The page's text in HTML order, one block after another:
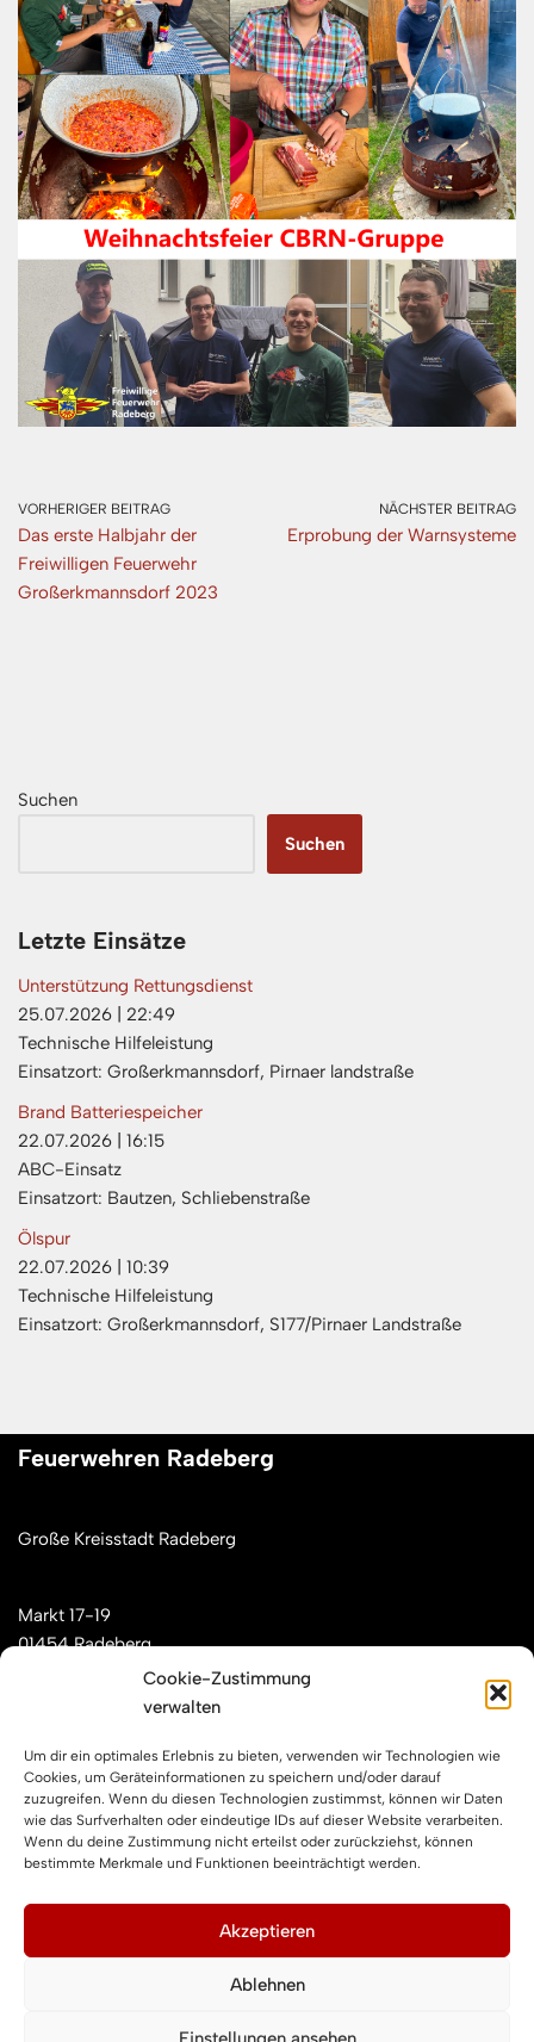
Cookie-Zustimmung
verwalten
Um dir ein optimales Erlebnis zu bieten, verwenden wir Technologien wie
Cookies, um Geräteinformationen zu speichern und/oder darauf
zuzugreifen. Wenn du diesen Technologien zustimmst, können wir Daten
wie das Surfverhalten oder eindeutige IDs auf dieser Website verarbeiten.
Wenn du deine Zustimmung nicht erteilst oder zurückziehst, können
bestimmte Merkmale und Funktionen beeinträchtigt werden.
Akzeptieren
Ablehnen
VORHERIGER BEITRAG
Das erste Halbjahr der
Freiwilligen Feuerwehr
Großerkmannsdorf 2023
NÄCHSTER BEITRAG
Erprobung der Warnsysteme
Suchen
Suchen
Letzte Einsätze
Unterstützung Rettungsdienst
25.07.2026
22:49
Technische Hilfeleistung
Einsatzort: Großerkmannsdorf, Pirnaer landstraße
Brand Batteriespeicher
22.07.2026
16:15
ABC-Einsatz
Einsatzort: Bautzen, Schliebenstraße
Ölspur
22.07.2026
10:39
Technische Hilfeleistung
Einsatzort: Großerkmannsdorf, S177/Pirnaer Landstraße
Feuerwehren Radeberg
Große Kreisstadt Radeberg
Markt 17-19
01454 Radeberg
Mail: kontakt[at]feuerwehren-radeberg.de
Feuerwehren Radeberg im Internet
Facebook Instagram YouTube
Impressum und Datenschutz
Datenschutzerklärung